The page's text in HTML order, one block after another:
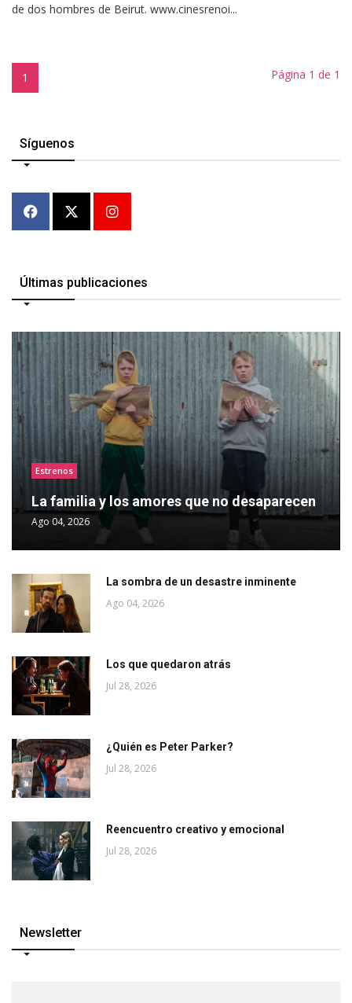
de dos hombres de Beirut. www.cinesrenoi...
1 Página 1 de 1
Síguenos
Últimas publicaciones
Estrenos
La familia y los amores que no desaparecen
Ago 04, 2026
La sombra de un desastre inminente
Ago 04, 2026
Los que quedaron atrás
Jul 28, 2026
¿Quién es Peter Parker?
Jul 28, 2026
Reencuentro creativo y emocional
Jul 28, 2026
Newsletter